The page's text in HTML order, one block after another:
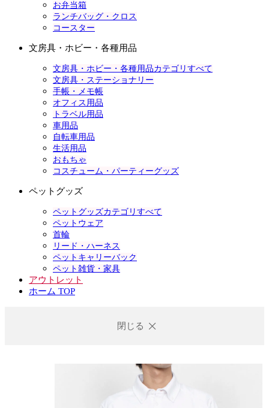
お弁当箱
ランチバッグ・クロス
コースター
文房具・ホビー・各種用品
文房具・ホビー・各種用品カテゴリすべて
文房具・ステーショナリー
手帳・メモ帳
オフィス用品
トラベル用品
車用品
自転車用品
生活用品
おもちゃ
コスチューム・パーティーグッズ
ペットグッズ
ペットグッズカテゴリすべて
ペットウェア
首輪
リード・ハーネス
ペットキャリーバック
ペット雑貨・家具
アウトレット
ホーム TOP
閉じる